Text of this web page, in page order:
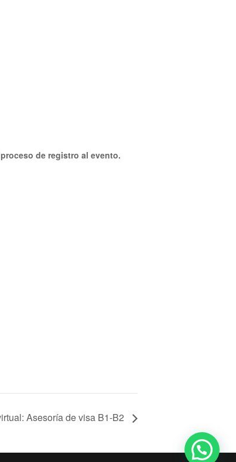
de registro al evento.
Asesoría de visa B1-B2